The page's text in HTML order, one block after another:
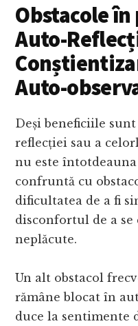
Obstacole în
Auto-
Auto-
Deși beneficiile
reflecției sau a
nu este întotdeauna
confruntă cu
dificultatea de a fi
disconfortul de a
neplăcute.
Un alt obstacol
rămâne blocat în
duce la sentimente